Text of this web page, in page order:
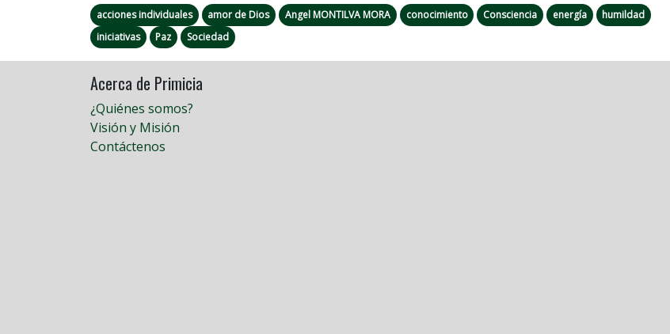
acciones individuales amor de Dios Angel MONTILVA MORA conocimiento Consciencia energía
humildad
iniciativas
Paz Sociedad
Acerca de Primicia
¿Quiénes somos?
Visión y Misión
Contáctenos